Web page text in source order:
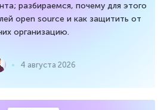
разбираемся, почему для этого
open source и как защитить от
организацию.
4 августа 2026